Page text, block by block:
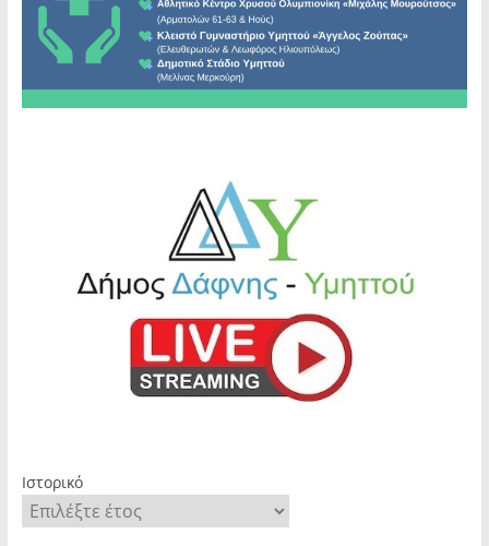
Ιστορικό